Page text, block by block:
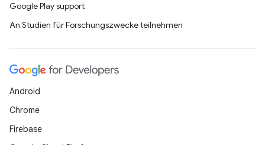
Google Play support
An Studien für Forschungszwecke teilnehmen
Android
Chrome
Firebase